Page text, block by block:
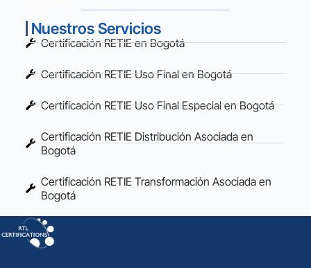
Nuestros Servicios
Certificación RETIE en Bogotá
Certificación RETIE Uso Final en Bogotá
Certificación RETIE Uso Final Especial en Bogotá
Certificación RETIE Distribución Asociada en
Bogotá
Certificación RETIE Transformación Asociada en
Bogotá